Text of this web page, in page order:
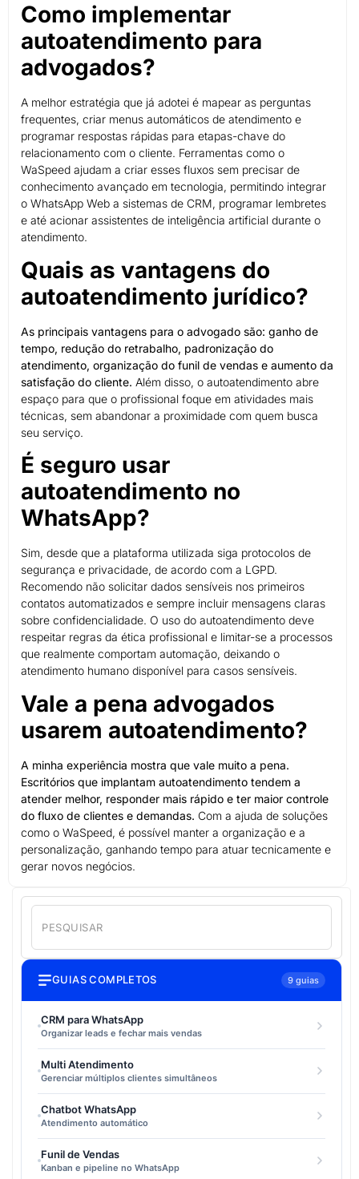
Como implementar
autoatendimento para
advogados?
A melhor estratégia que já adotei é mapear as perguntas
frequentes, criar menus automáticos de atendimento e
programar respostas rápidas para etapas-chave do
relacionamento com o cliente. Ferramentas como o
WaSpeed ajudam a criar esses fluxos sem precisar de
conhecimento avançado em tecnologia, permitindo integrar
o WhatsApp Web a sistemas de CRM, programar lembretes
e até acionar assistentes de inteligência artificial durante o
atendimento.
Quais as vantagens do
autoatendimento jurídico?
As principais vantagens para o advogado são: ganho de
tempo, redução do retrabalho, padronização do
atendimento, organização do funil de vendas e aumento da
satisfação do cliente. Além disso, o autoatendimento abre
espaço para que o profissional foque em atividades mais
técnicas, sem abandonar a proximidade com quem busca
seu serviço.
É seguro usar
autoatendimento no
WhatsApp?
Sim, desde que a plataforma utilizada siga protocolos de
segurança e privacidade, de acordo com a LGPD.
Recomendo não solicitar dados sensíveis nos primeiros
contatos automatizados e sempre incluir mensagens claras
sobre confidencialidade. O uso do autoatendimento deve
respeitar regras da ética profissional e limitar-se a processos
que realmente comportam automação, deixando o
atendimento humano disponível para casos sensíveis.
Vale a pena advogados
usarem autoatendimento?
A minha experiência mostra que vale muito a pena.
Escritórios que implantam autoatendimento tendem a
atender melhor, responder mais rápido e ter maior controle
do fluxo de clientes e demandas. Com a ajuda de soluções
como o WaSpeed, é possível manter a organização e a
personalização, ganhando tempo para atuar tecnicamente e
gerar novos negócios.
GUIAS COMPLETOS 9 guias
CRM para WhatsApp
Organizar leads e fechar mais vendas
Multi Atendimento
Gerenciar múltiplos clientes simultâneos
Chatbot WhatsApp
Atendimento automático
Funil de Vendas
Kanban e pipeline no WhatsApp